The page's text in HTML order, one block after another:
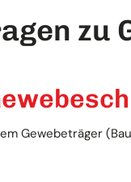
zu
Gewebeträger